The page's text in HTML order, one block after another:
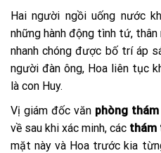
Hai người ngồi uống nước
những hành động tình tứ,
nhanh chóng được bố trí áp
người đàn ông, Hoa liên tục
là con Huy.
Vị giám đốc văn phòng
về sau khi xác minh, các thám
mặt này và Hoa trước kia